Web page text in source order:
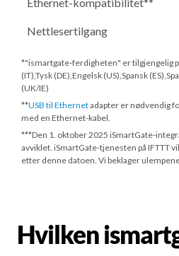
Ethernet-kompatibilitet**
Nettlesertilgang
*"ismartgate-ferdigheten" er tilgjengelig
(IT),Tysk (DE),Engelsk (US),Spansk
(UK/IE)
**USB til Ethernetadapter er nødvendig
med en Ethernet-kabel.
***Den 1. oktober 2025 iSmartGate-
avviklet. iSmartGate-tjenesten på IFTTT
etter denne datoen. Vi beklager
Hvilken